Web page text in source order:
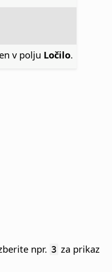
v polju Ločilo.
npr. 3 za prikaz